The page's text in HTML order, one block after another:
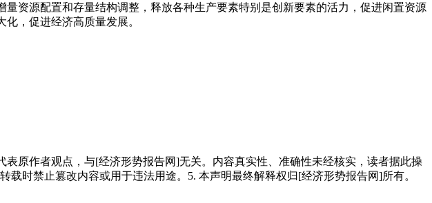
量资源配置和存量结构调整，释放各种生产要素特别是创新要素的活力，促进闲置资源
，促进经济高质量发展。
原作者观点，与[经济形势报告网]无关。内容真实性、准确性未经核实，读者据此操
时禁止篡改内容或用于违法用途。5. 本声明最终解释权归[经济形势报告网]所有。